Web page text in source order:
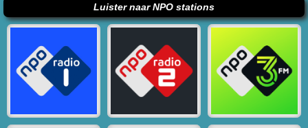
Luister naar NPO stations